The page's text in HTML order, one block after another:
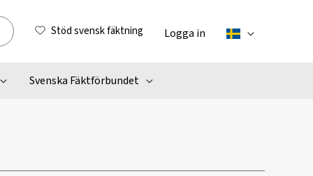
Stöd svensk fäktning Logga in
Svenska Fäktförbundet